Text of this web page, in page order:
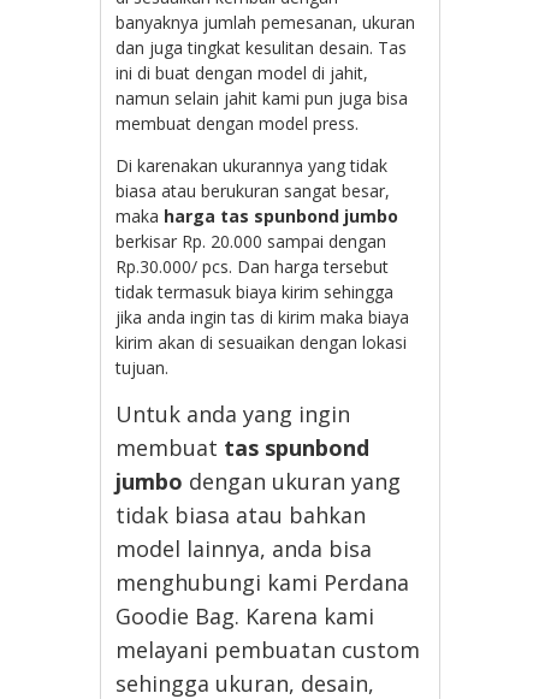
banyaknya jumlah pemesanan, ukuran
dan juga tingkat kesulitan desain. Tas
ini di buat dengan model di jahit,
namun selain jahit kami pun juga bisa
membuat dengan model press.
Di karenakan ukurannya yang tidak
biasa atau berukuran sangat besar,
maka harga tas spunbond jumbo
berkisar Rp. 20.000 sampai dengan
Rp.30.000/ pcs. Dan harga tersebut
tidak termasuk biaya kirim sehingga
jika anda ingin tas di kirim maka biaya
kirim akan di sesuaikan dengan lokasi
tujuan.
Untuk anda yang ingin
membuat tas spunbond
jumbo dengan ukuran yang
tidak biasa atau bahkan
model lainnya, anda bisa
menghubungi kami Perdana
Goodie Bag. Karena kami
melayani pembuatan custom
sehingga ukuran, desain,